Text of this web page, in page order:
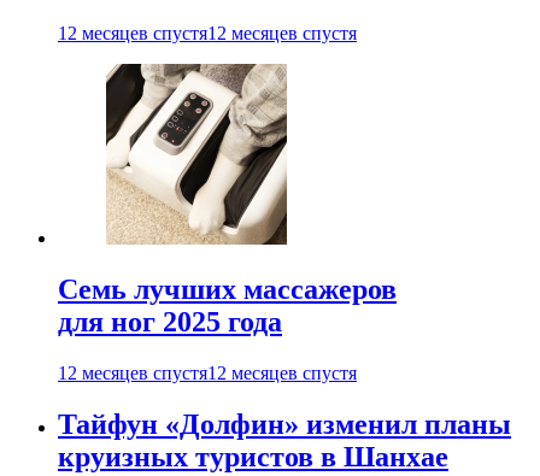
12 месяцев спустя12 месяцев спустя
Семь лучших массажеров
для ног 2025 года
12 месяцев спустя12 месяцев спустя
Тайфун «Долфин» изменил планы
круизных туристов в Шанхае